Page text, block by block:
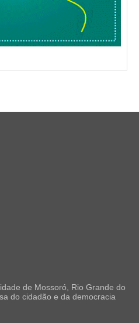
de Mossoró, Rio Grande do
do cidadão e da democracia